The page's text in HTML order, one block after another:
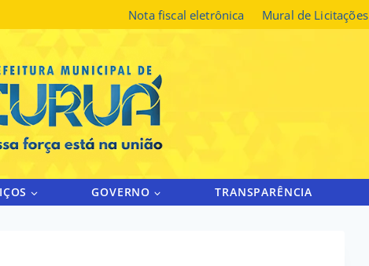
Nota fiscal eletrônica Mural de Licitações
GOVERNO TRANSPARÊNCIA